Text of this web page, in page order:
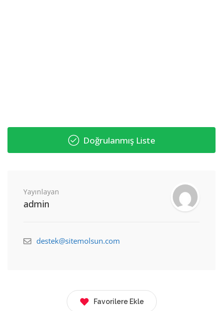
Doğrulanmış Liste
Yayınlayan
admin
destek@sitemolsun.com
Favorilere Ekle